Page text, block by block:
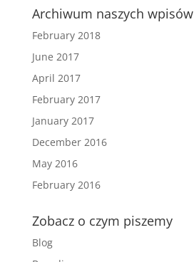
Archiwum naszych wpisów
February 2018
June 2017
April 2017
February 2017
January 2017
December 2016
May 2016
February 2016
Zobacz o czym piszemy
Blog